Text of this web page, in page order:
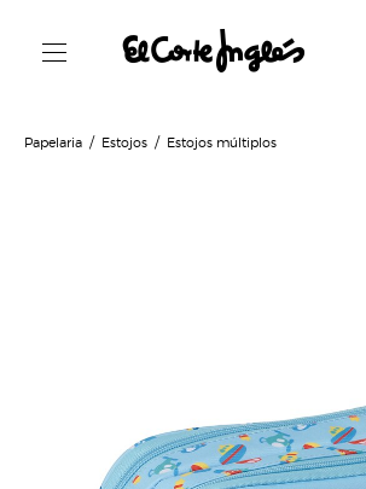
Papelaria Estojos Estojos múltiplos